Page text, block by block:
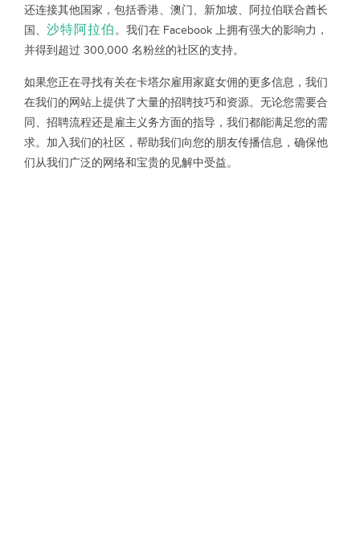
还连接其他国家，包括香港、澳门、新加坡、阿拉伯联合酋长
国、 沙特阿拉伯。我们在 Facebook 上拥有强大的影响力，
并得到超过 300,000 名粉丝的社区的支持。
如果您正在寻找有关在卡塔尔雇用家庭女佣的更多信息，我们
在我们的网站上提供了大量的招聘技巧和资源。无论您需要合
同、招聘流程还是雇主义务方面的指导，我们都能满足您的需
求。加入我们的社区，帮助我们向您的朋友传播信息，确保他
们从我们广泛的网络和宝贵的见解中受益。